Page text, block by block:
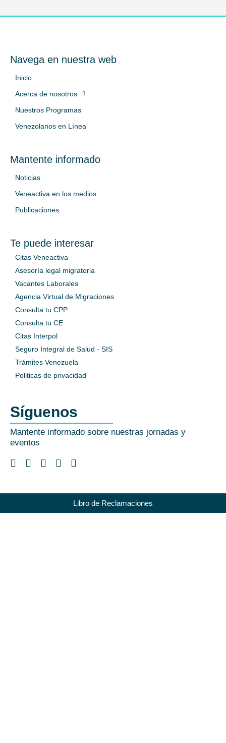
Navega en nuestra web
Inicio
Acerca de nosotros
Nuestros Programas
Venezolanos en Línea
Mantente informado
Noticias
Veneactiva en los medios
Publicaciones
Te puede interesar
Citas Veneactiva
Asesoría legal migratoria
Vacantes Laborales
Agencia Virtual de Migraciones
Consulta tu CPP
Consulta tu CE
Citas Interpol
Seguro Integral de Salud - SIS
Trámites Venezuela
Politicas de privacidad
Síguenos
Mantente informado sobre nuestras jornadas y
eventos
Libro de Reclamaciones